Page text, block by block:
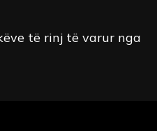
të rinj të varur nga